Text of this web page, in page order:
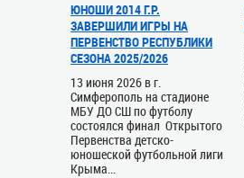
ЮНОШИ 2014 Г.Р.
ЗАВЕРШИЛИ ИГРЫ НА
ПЕРВЕНСТВО РЕСПУБЛИКИ
СЕЗОНА 2025/2026
13 июня 2026 в г.
Симферополь на стадионе
МБУ ДО СШ по футболу
состоялся финал Открытого
Первенства детско-
юношеской футбольной лиги
Крыма...